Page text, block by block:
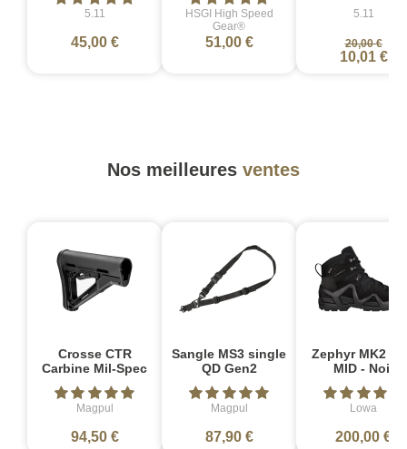
5.11
45,00 €
HSGI High Speed
Gear®
51,00 €
5.11
20,00 €
10,01 €
Nos meilleures ventes
Crosse CTR
Carbine Mil-Spec
Magpul
94,50 €
Sangle MS3 single
QD Gen2
Magpul
87,90 €
Zephyr MK2
MID - Noir
Lowa
200,00 €